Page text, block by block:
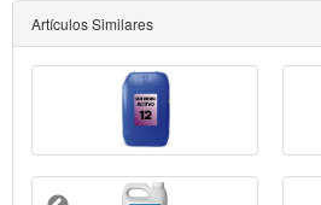
Artículos Similares